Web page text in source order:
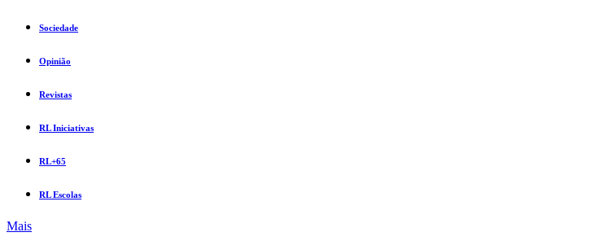
Sociedade
Opinião
Revistas
RL Iniciativas
RL+65
RL Escolas
Mais